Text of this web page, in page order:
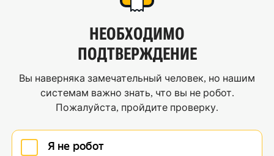
НЕОБХОДИМО
ПОДТВЕРЖДЕНИЕ
Вы наверняка замечательный человек, но нашим
системам важно знать, что вы не робот.
Пожалуйста, пройдите проверку.